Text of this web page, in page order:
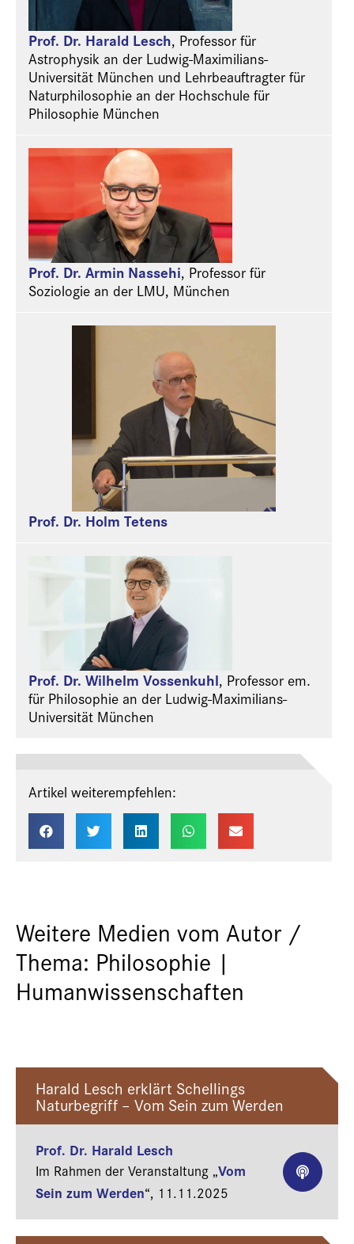
Prof. Dr. Harald Lesch, Professor für
Astrophysik an der Ludwig-Maximilians-
Universität München und Lehrbeauftragter für
Naturphilosophie an der Hochschule für
Philosophie München
Prof. Dr. Armin Nassehi, Professor für
Soziologie an der LMU, München
Prof. Dr. Holm Tetens
Prof. Dr. Wilhelm Vossenkuhl, Professor em.
für Philosophie an der Ludwig-Maximilians-
Universität München
Artikel weiterempfehlen:
Weitere Medien vom Autor /
Thema: Philosophie |
Humanwissenschaften
Harald Lesch erklärt Schellings
Naturbegriff – Vom Sein zum Werden
Prof. Dr. Harald Lesch
Im Rahmen der Veranstaltung „Vom
Sein zum Werden“, 11.11.2025